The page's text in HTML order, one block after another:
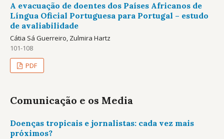
A evacuação de doentes dos Países Africanos de
Língua Oficial Portuguesa para Portugal – estudo
de avaliabilidade
Cátia Sá Guerreiro, Zulmira Hartz
101-108
PDF
Comunicação e os Media
Doenças tropicais e jornalistas: cada vez mais
próximos?